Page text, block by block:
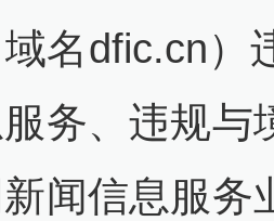
域名dfic.cn
务、违规与
新闻信息服务